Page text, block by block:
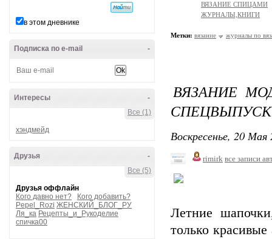
в этом дневнике
-
Подписка по e-mail
-
Интересы
Все (1)
хэндмейд
-
Друзья
Все (5)
Друзья оффлайн
Кого давно нет?
Кого добавить?
Pepel_Rozi ЖЕНСКИЙ_БЛОГ_РУ
Ля_ка Рецепты_и_Рукоделие
спичка00
ВЯЗАНИЕ СПИЦАМИ
ЖУРНАЛЫ,КНИГИ
Метки: вязание журналы по
ВЯЗАНИЕ
Воскресенье, 20
rimirk все записи
Летние
только